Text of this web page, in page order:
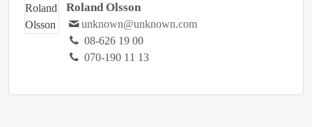
Roland Olsson
unknown@unknown.com
08-626 19 00
070-190 11 13